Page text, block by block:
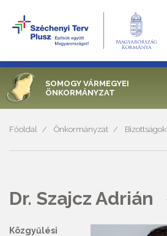
SOMOGY VÁRMEGYEI
ÖNKORMÁNYZAT
Főoldal Önkormányzat Bizottságok
Dr. Szajcz Adrián
Közgyűlési